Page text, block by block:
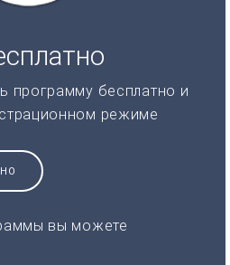
программу бесплатно и
режиме
вы можете